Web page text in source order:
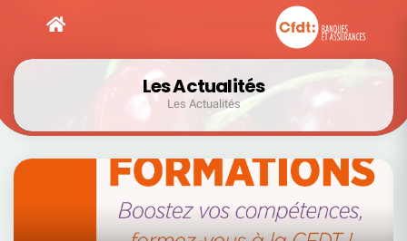
Les Actualités
Les Actualités